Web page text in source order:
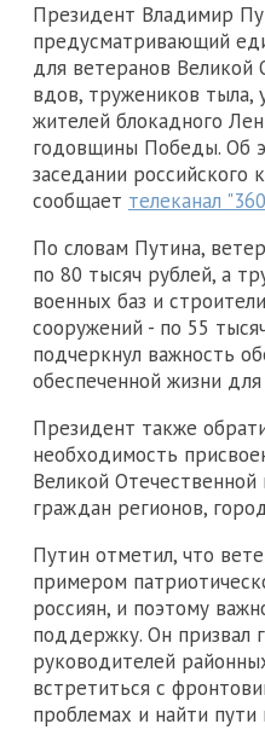
Президент Владимир
предусматривающий
для ветеранов Великой
вдов, тружеников тыла,
жителей блокадного
годовщины Победы. Об
заседании российского
сообщает телеканал
По словам Путина,
по 80 тысяч рублей, а
военных баз и
сооружений - по 55
подчеркнул важность
обеспеченной жизни
Президент также
необходимость
Великой
граждан регионов,
Путин отметил, что
примером
россиян, и поэтому
поддержку. Он призвал
руководителей
встретиться с
проблемах и найти пути